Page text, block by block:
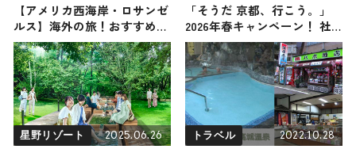
【アメリカ西海岸・ロサンゼ
ルス】海外の旅！おすすめ観
光スポットやグルメをリポー
ト
「そうだ 京都、行こう。」
2026年春キャンペーン！ 社
寺に咲く花々を愛でる「特別
拝観」「夜桜アートライトア
ップイベント」で春の京都を
堪能し尽くそう ♪
星野リゾート 2025.06.26 トラベル 2022.10.28